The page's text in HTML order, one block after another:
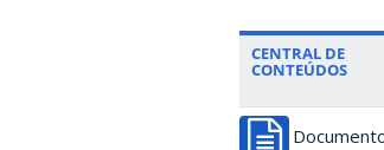
CENTRAL DE
CONTEÚDOS